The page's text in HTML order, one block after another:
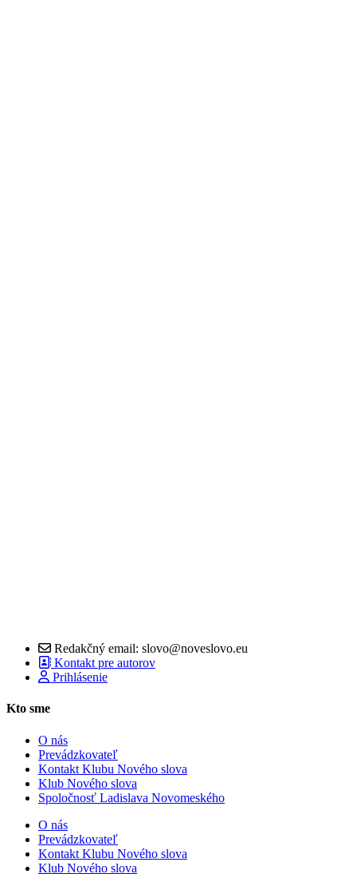
Redakčný email: slovo@noveslovo.eu
Kontakt pre autorov
Prihlásenie
Kto sme
O nás
Prevádzkovateľ
Kontakt Klubu Nového slova
Klub Nového slova
Spoločnosť Ladislava Novomeského
O nás
Prevádzkovateľ
Kontakt Klubu Nového slova
Klub Nového slova